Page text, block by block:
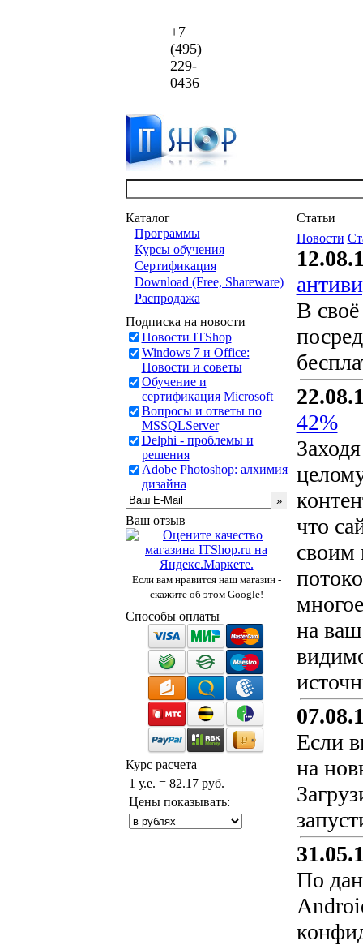
+7
(495)
229-
0436
Каталог
Программы
Курсы обучения
Сертификация
Download (Free, Shareware)
Распродажа
Подписка на новости
Новости ITShop
Windows 7 и Office:
Новости и советы
Обучение и
сертификация Microsoft
Вопросы и ответы по
MSSQLServer
Delphi - проблемы и
решения
Adobe Photoshop: алхимия
дизайна
Ваш отзыв
Если вам нравится наш магазин -
скажите об этом Google!
Способы оплаты
Курс расчета
1 у.е. = 82.17 руб.
Цены показывать:
Статьи
Новости
В
42%
что
своим
на
Если
на
По